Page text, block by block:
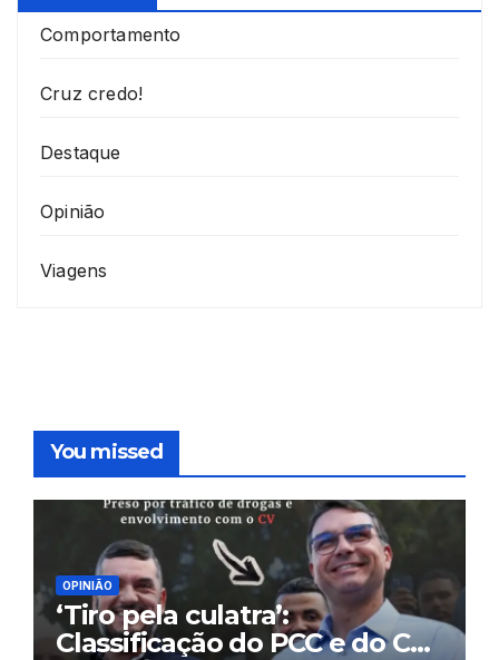
Comportamento
Cruz credo!
Destaque
Opinião
Viagens
You missed
OPINIÃO
‘Tiro pela culatra’:
Classificação do PCC e do CV